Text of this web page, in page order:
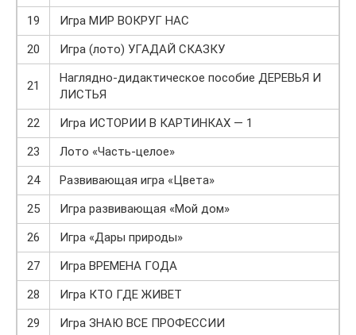
19
Игра МИР ВОКРУГ НАС
20
Игра (лото) УГАДАЙ СКАЗКУ
21
Наглядно-дидактическое пособие ДЕРЕВЬЯ И
ЛИСТЬЯ
22
Игра ИСТОРИИ В КАРТИНКАХ — 1
23
Лото «Часть-целое»
24
Развивающая игра «Цвета»
25
Игра развивающая «Мой дом»
26
Игра «Дары природы»
27
Игра ВРЕМЕНА ГОДА
28
Игра КТО ГДЕ ЖИВЕТ
29
Игра ЗНАЮ ВСЕ ПРОФЕССИИ